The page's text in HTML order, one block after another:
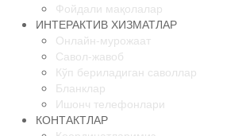
Ривожланиш стратегияси
Ҳисоботлар
Жамият кўрсатгичлари
Фойдали мақолалар
ИНТЕРАКТИВ ХИЗМАТЛАР
Онлайн-мурожаат
Савол-жавоб
Кўп бериладиган саволлар
Бланклар
Ишонч телефонлари
КОНТАКТЛАР